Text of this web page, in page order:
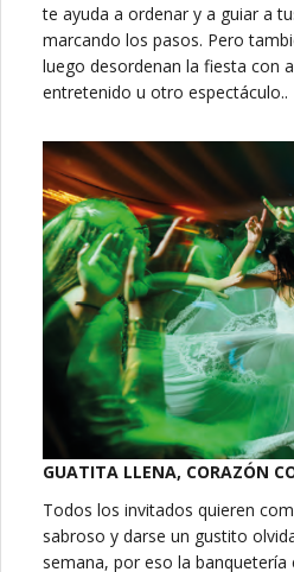
te ayuda a ordenar y a guiar a
marcando los pasos. Pero
luego desordenan la fiesta con
entretenido u otro espectáculo..
GUATITA LLENA, CORAZÓN
Todos los invitados quieren
sabroso y darse un gustito
semana, por eso la